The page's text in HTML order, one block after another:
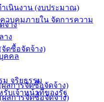
จ้าง
าง
ดซื้อจัดจ้าง)
ลการจัดซื้อจัดจ้าง)
ลการจัดซื้อจัดจ้าง)
เนินงาน (งบประมาณ)
วบคุมภายใน จัดการความ
คคล
ม จริยธรรม
บเจ้าหน้าที่ของรัฐ